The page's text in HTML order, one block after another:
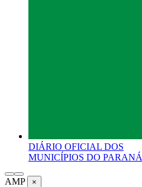
DIÁRIO OFICIAL DOS
MUNICÍPIOS DO PARANÁ
AMP ×